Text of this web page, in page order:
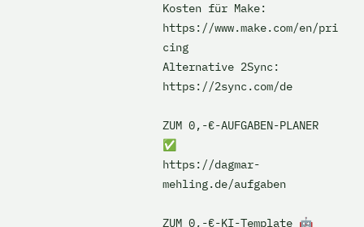
Kosten für Make:
https://www.make.com/en/pri
cing
Alternative 2Sync:
https://2sync.com/de
ZUM 0,-€-AUFGABEN-PLANER
✅
https://dagmar-
mehling.de/aufgaben
ZUM 0,-€-KI-Template 🤖